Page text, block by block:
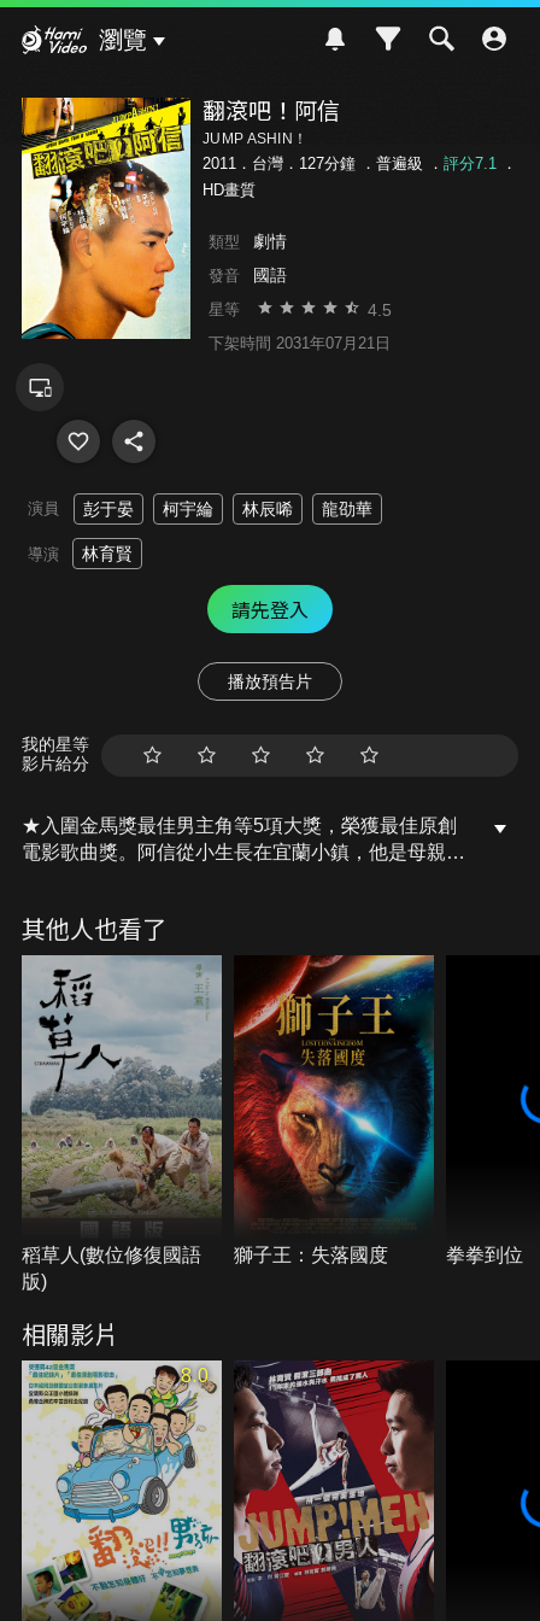
瀏覽
翻滾吧！阿信
JUMP ASHIN！
2011．台灣．127分鐘 ． 普遍級 ． 評分7.1．
HD畫質
類型 劇情
發音 國語
星等 4.5
下架時間 2031年07月21日
演員 彭于晏 柯宇綸 林辰唏 龍劭華
導演 林育賢
請先登入
播放預告片
我的星等
影片給分
★入圍金馬獎最佳男主角等5項大獎，榮獲最佳原創
電影歌曲獎。阿信從小生長在宜蘭小鎮，他是母親最
表隊…。
其他人也看了
稻草人(數位修復國語
版)
獅子王：失落國度 拳拳到位
相關影片
8.0